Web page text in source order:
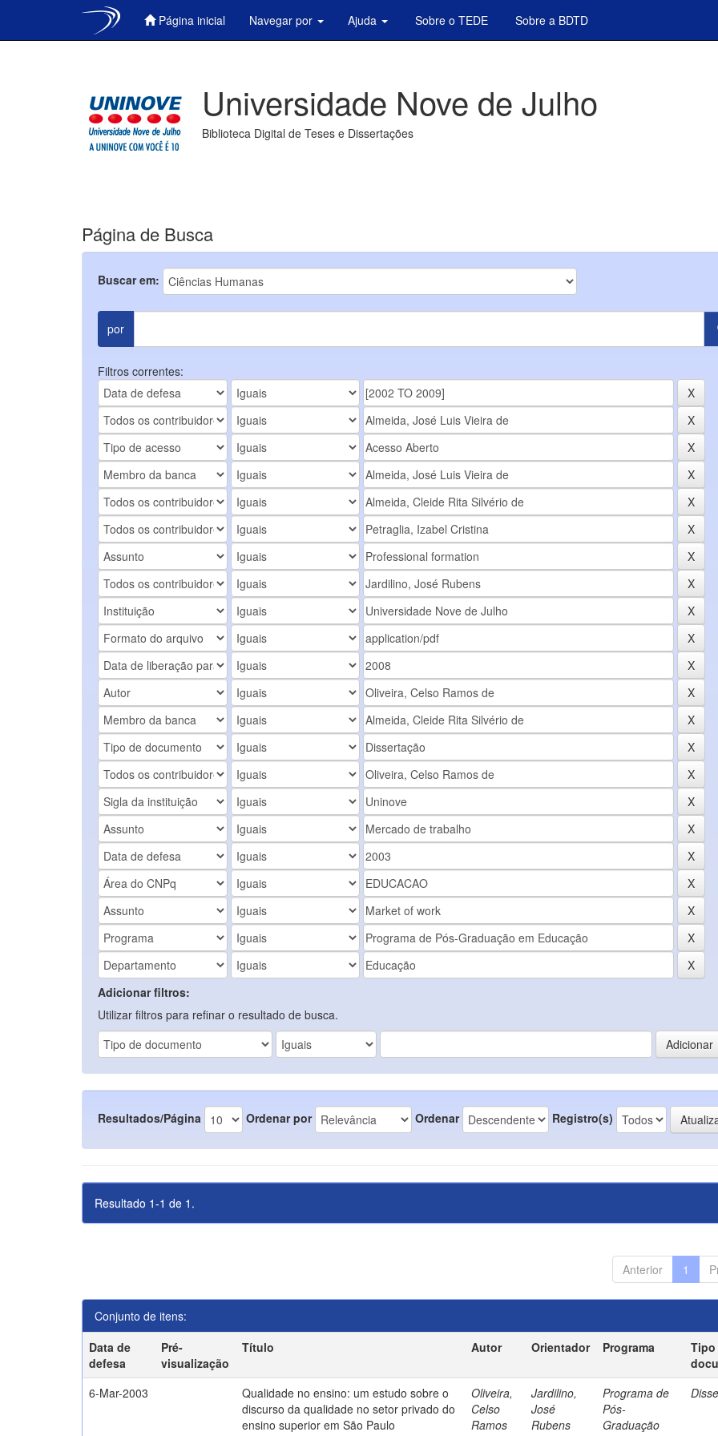
Página inicial Navegar por Ajuda Sobre o TEDE Sobre a BDTD
Universidade Nove de Julho
Biblioteca Digital de Teses e Dissertações
Página de Busca
Buscar em:
por
Filtros correntes:
Adicionar filtros:
Utilizar filtros para refinar o resultado de busca.
Resultados/Página Ordenar por Ordenar Registro(s)
Resultado 1-1 de 1.
Anterior 1
Conjunto de itens:
Data de
defesa
Pré-
visualização
Título Autor Orientador Programa
Tipo
6-Mar-2003
Qualidade no ensino: um estudo sobre o
discurso da qualidade no setor privado do
ensino superior em São Paulo
Oliveira,
Celso
Ramos
Jardilino,
José
Rubens
Programa de
Pós-
Graduação